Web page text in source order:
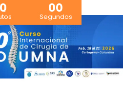
00
Segundos